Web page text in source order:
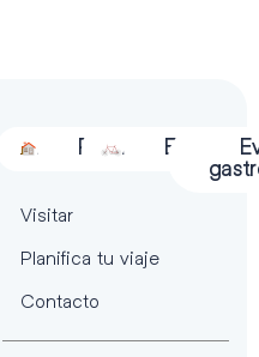
Alojamiento
Restauración
Actividades
Visitar
Planifica tu viaje
Contacto